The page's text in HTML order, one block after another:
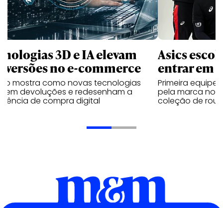
3D e IA elevam
no e-commerce
mostra como novas tecnologias
devoluções e redesenham a
de compra digital
Asics
entrar em
Primeira
pela marca no
coleção de